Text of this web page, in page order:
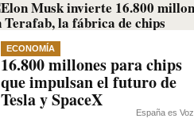
ECONOMÍA
16.800 millones para chips
que impulsan el futuro de
Tesla y SpaceX
España es Voz